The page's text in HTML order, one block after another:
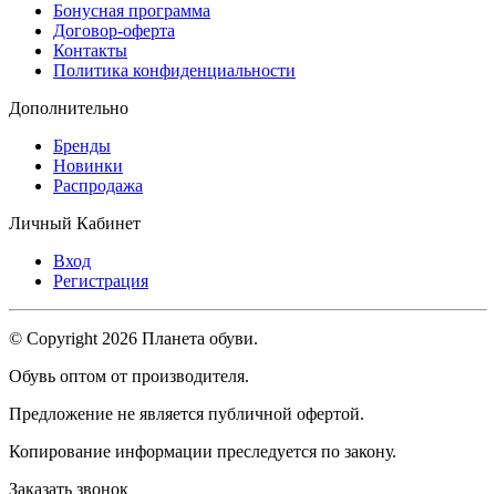
Бонусная программа
Договор-оферта
Контакты
Политика конфиденциальности
Дополнительно
Бренды
Новинки
Распродажа
Личный Кабинет
Вход
Регистрация
© Copyright 2026 Планета обуви.
Обувь оптом от производителя.
Предложение не является публичной офертой.
Копирование информации преследуется по закону.
Заказать звонок